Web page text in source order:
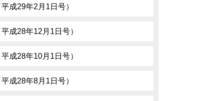
成29年2月1日号）
成28年12月1日号）
成28年10月1日号）
成28年8月1日号）